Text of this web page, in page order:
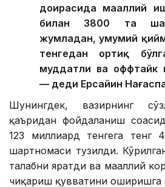
доирасида маҳаллий
билан 3800 та
жумладан, умумий
тенгедан ортиқ
муддатли ва оффтайк
— деди Ерсайин
Шунингдек, вазирнинг
қаъридан фойдаланиш
123 миллиард тенгега тенг
шартномаси тузилди.
талабни яратди ва маҳаллий
чиқариш қувватини оширишга